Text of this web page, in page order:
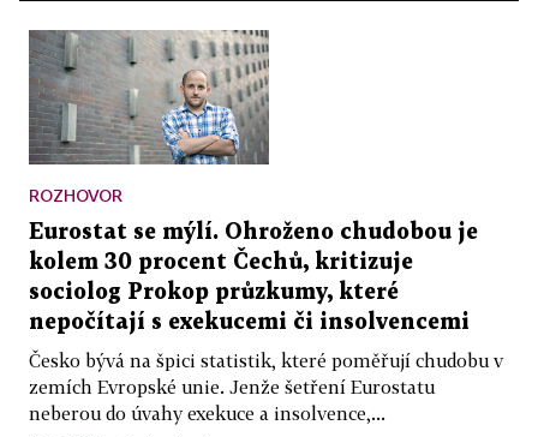
ROZHOVOR
Eurostat se mýlí. Ohroženo chudobou je
kolem 30 procent Čechů, kritizuje
sociolog Prokop průzkumy, které
nepočítají s exekucemi či insolvencemi
Česko bývá na špici statistik, které poměřují chudobu v
zemích Evropské unie. Jenže šetření Eurostatu
neberou do úvahy exekuce a insolvence,...